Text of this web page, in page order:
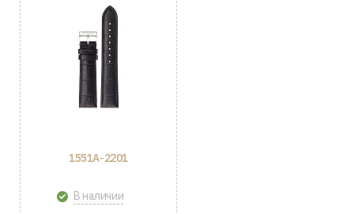
1551A-2201
В наличии